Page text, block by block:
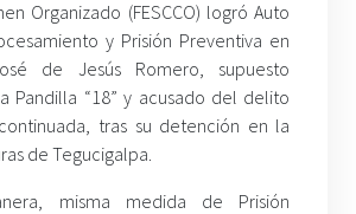
Organizado (FESCCO) logró Auto
y Prisión Preventiva en
de Jesús Romero, supuesto
Pandilla “18” y acusado del delito
tras su detención en la
de Tegucigalpa.
misma medida de Prisión